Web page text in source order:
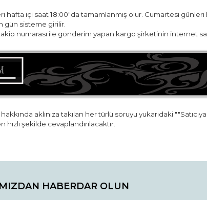
hafta içi saat 18:00"da tamamlanmış olur. Cumartesi
gün sisteme girilir.
numarası ile gönderim yapan kargo şirketinin internet
aklınıza takılan her türlü soruyu yukarıdaki
şekilde cevaplandırılacaktır.
teşekkür ederiz.
bozuk veya görüntülenemiyor.
HABERDAR OLUN